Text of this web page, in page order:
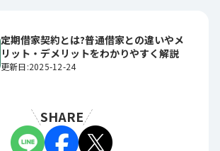
定期借家契約とは?普通借家との違いやメ
リット・デメリットをわかりやすく解説
更新日:2025-12-24
SHARE